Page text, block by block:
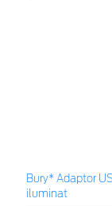
Bury* Adaptor
iluminat